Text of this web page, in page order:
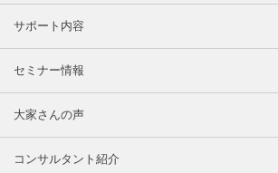
サポート内容
セミナー情報
大家さんの声
コンサルタント紹介